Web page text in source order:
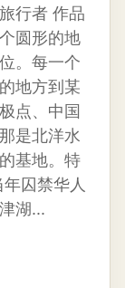
行者 作品
圆形的地
。每一个
地方到某
点、中国
是北洋水
基地。特
囚禁华人
湖...